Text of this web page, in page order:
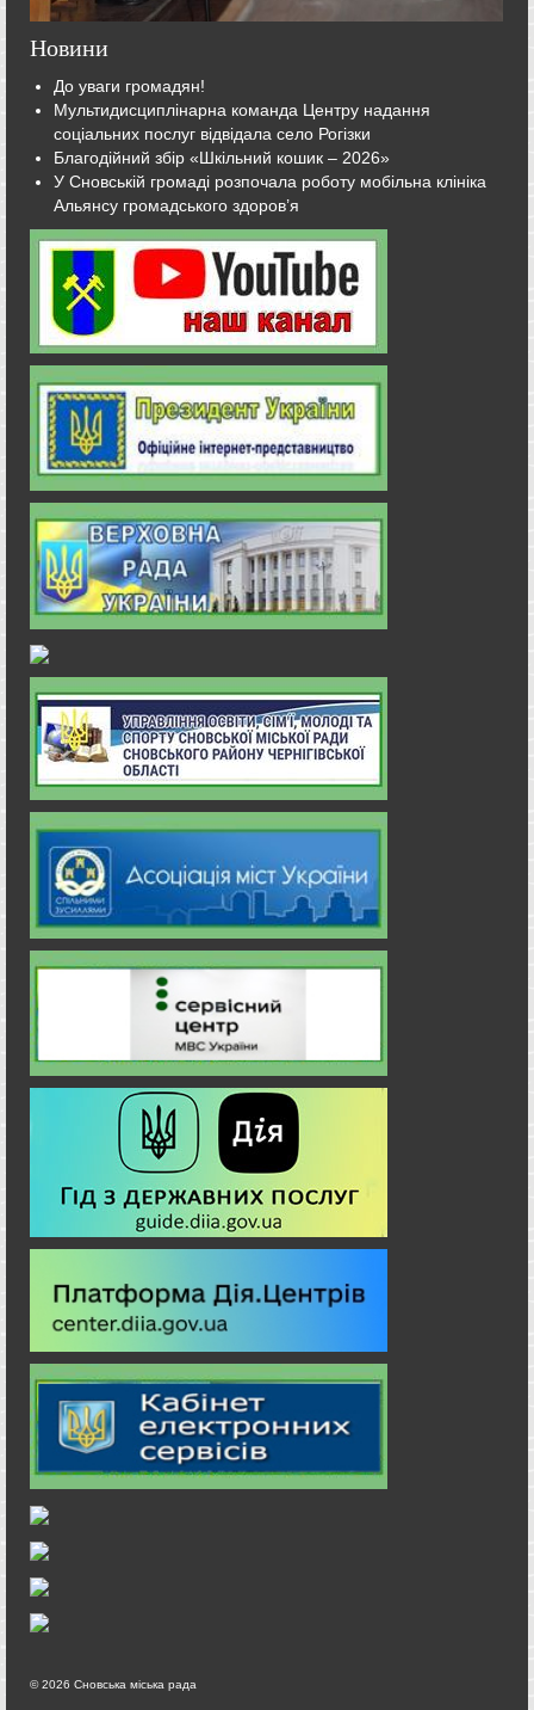
Новини
До уваги громадян!
Мультидисциплінарна команда Центру надання
соціальних послуг відвідала село Рогізки
Благодійний збір «Шкільний кошик – 2026»
У Сновській громаді розпочала роботу мобільна клініка
Альянсу громадського здоров’я
© 2026 Сновська міська рада